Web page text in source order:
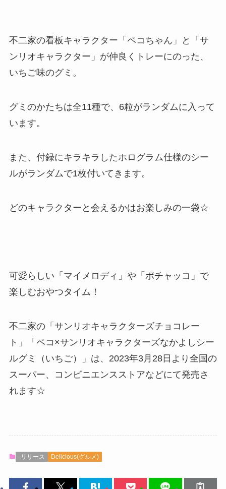
不二家の看板キャラクター「ペコちゃん」と「サ
ンリオキャラクター」が仲良くトレーにのった、
いちご味のグミ。
グミのかたちは全11種で、6粒がランダムに入って
います。
また、付録にキラキラしたホログラム仕様のシー
ルがランダムで1枚付いてきます。
どのキャラクターと会えるかはお楽しみの一袋☆
可愛らしい「マイメロディ」や「ポチャッコ」で
楽しむおやつタイム！
不二家の「サンリオキャラクターズチョコレー
ト」「ペコ×サンリオキャラクターズなかよしシー
ルグミ（いちご）」は、2023年3月28日より全国の
スーパー、コンビニエンスストアなどにて発売さ
れます☆
-リリース Delicious(グルメ)